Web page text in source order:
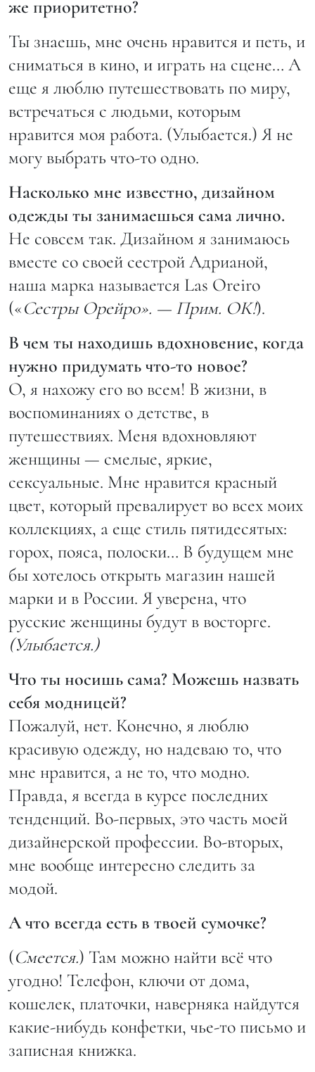
же приоритетно?
Ты знаешь, мне очень нравится и петь, и
сниматься в кино, и играть на сцене… А
еще я люблю путешествовать по миру,
встречаться с людьми, которым
нравится моя работа. (Улыбается.) Я не
могу выбрать что-то одно.
Насколько мне известно, дизайном
одежды ты занимаешься сама лично.
Не совсем так. Дизайном я занимаюсь
вместе со своей сестрой Адрианой,
наша марка называется Las Oreiro
(«Сестры Орейро». — Прим. ОК!).
В чем ты находишь вдохновение, когда
нужно придумать что-то новое?
О, я нахожу его во всем! В жизни, в
воспоминаниях о детстве, в
путешествиях. Меня вдохновляют
женщины — смелые, яркие,
сексуальные. Мне нравится красный
цвет, который превалирует во всех моих
коллекциях, а еще стиль пятидесятых:
горох, пояса, полоски… В будущем мне
бы хотелось открыть магазин нашей
марки и в России. Я уверена, что
русские женщины будут в восторге.
(Улыбается.)
Что ты носишь сама? Можешь назвать
себя модницей?
Пожалуй, нет. Конечно, я люблю
красивую одежду, но надеваю то, что
мне нравится, а не то, что модно.
Правда, я всегда в курсе последних
тенденций. Во-первых, это часть моей
дизайнерской профессии. Во-вторых,
мне вообще интересно следить за
модой.
А что всегда есть в твоей сумочке?
(Смеется.) Там можно найти всё что
угодно! Телефон, ключи от дома,
кошелек, платочки, наверняка найдутся
какие-нибудь конфетки, чье-то письмо и
записная книжка.